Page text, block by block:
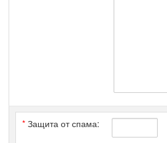
* Защита от спама: